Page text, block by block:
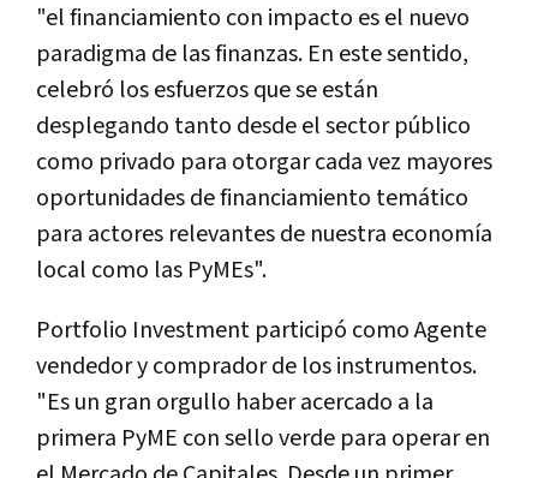
"el financiamiento con impacto es el nuevo
paradigma de las finanzas. En este sentido,
celebró los esfuerzos que se están
desplegando tanto desde el sector público
como privado para otorgar cada vez mayores
oportunidades de financiamiento temático
para actores relevantes de nuestra economía
local como las PyMEs".
Portfolio Investment participó como Agente
vendedor y comprador de los instrumentos.
"Es un gran orgullo haber acercado a la
primera PyME con sello verde para operar en